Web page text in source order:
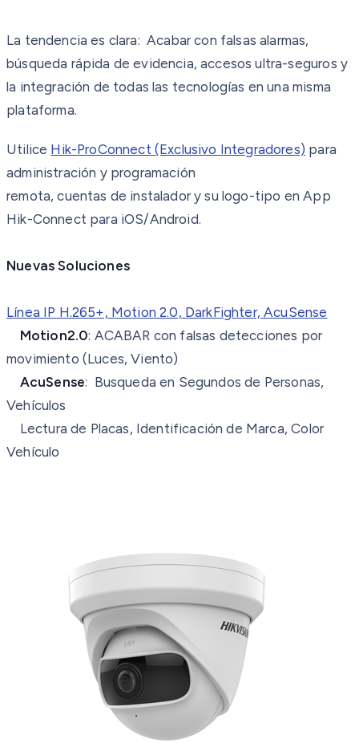
La tendencia es clara: Acabar con falsas alarmas,
búsqueda rápida de evidencia, accesos ultra-seguros y
la integración de todas las tecnologías en una misma
plataforma.
Utilice Hik-ProConnect (Exclusivo Integradores) para
administración y programación
remota, cuentas de instalador y su logo-tipo en App
Hik-Connect para iOS/Android.
Nuevas Soluciones
Línea IP H.265+, Motion 2.0, DarkFighter, AcuSense
Motion2.0: ACABAR con falsas detecciones por
movimiento (Luces, Viento)
AcuSense: Busqueda en Segundos de Personas,
Vehículos
Lectura de Placas, Identificación de Marca, Color
Vehículo